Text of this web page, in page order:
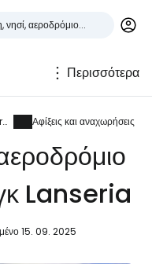
Περισσότερα
Γιοχάνεσμπουργκ Lanseria Αφίξεις και αναχωρήσεις
Lanseria
15. 09. 2025
Cestee
Google
Facebook